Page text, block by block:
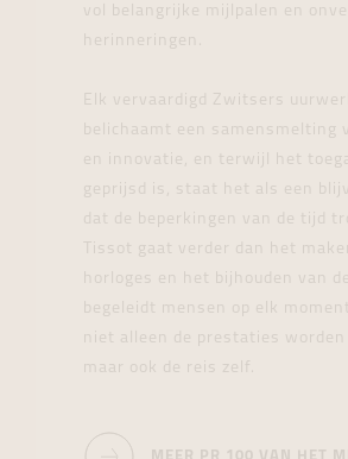
vol belangrijke mijlpalen en
herinneringen.
Elk vervaardigd Zwitsers
belichaamt een samensmelting
en innovatie, en terwijl het
geprijsd is, staat het als een
dat de beperkingen van de tijd
Tissot gaat verder dan het
horloges en het bijhouden van
begeleidt mensen op elk
niet alleen de prestaties worden
maar ook de reis zelf.